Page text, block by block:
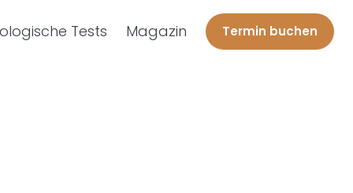
Tests Magazin Termin buchen